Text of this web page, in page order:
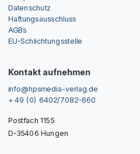
Datenschutz
Haftungsausschluss
AGBs
EU-Schlichtungsstelle
Kontakt aufnehmen
info@hpsmedia-verlag.de
+ 49 (0) 6402/7082-660
Postfach 1155
D-35406 Hungen